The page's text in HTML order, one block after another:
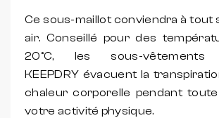
Ce sous-maillot conviendra à tout
air. Conseillé pour des
20°C, les sous-vêtements
KEEPDRY évacuent la
chaleur corporelle pendant
votre activité physique.